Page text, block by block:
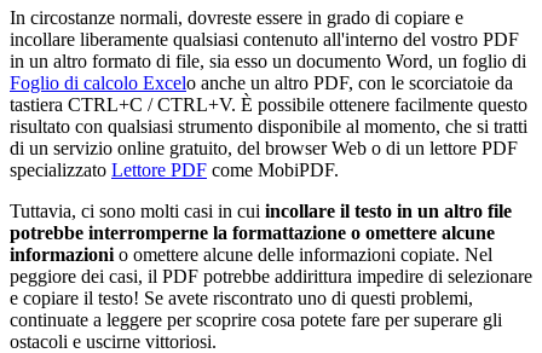
In circostanze normali, dovreste essere in grado di copiare e
incollare liberamente qualsiasi contenuto all'interno del vostro PDF
in un altro formato di file, sia esso un documento Word, un foglio di
Foglio di calcolo Excelo anche un altro PDF, con le scorciatoie da
tastiera CTRL+C / CTRL+V. È possibile ottenere facilmente questo
risultato con qualsiasi strumento disponibile al momento, che si tratti
di un servizio online gratuito, del browser Web o di un lettore PDF
specializzato Lettore PDF come MobiPDF.
Tuttavia, ci sono molti casi in cui incollare il testo in un altro file
potrebbe interromperne la formattazione o omettere alcune
informazioni o omettere alcune delle informazioni copiate. Nel
peggiore dei casi, il PDF potrebbe addirittura impedire di selezionare
e copiare il testo! Se avete riscontrato uno di questi problemi,
continuate a leggere per scoprire cosa potete fare per superare gli
ostacoli e uscirne vittoriosi.